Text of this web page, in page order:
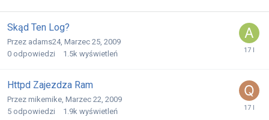
Skąd Ten Log?
Przez adams24, Marzec 25, 2009
0 odpowiedzi 1.5k wyświetleń
Httpd Zajezdza Ram
Przez mikemike Marzec 22, 2009
5 odpowiedzi 1.9k wyświetleń